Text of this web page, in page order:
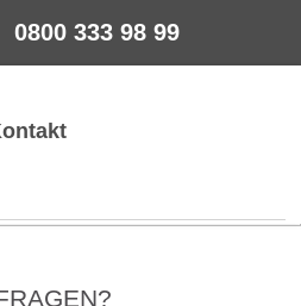
0800 333 98 99